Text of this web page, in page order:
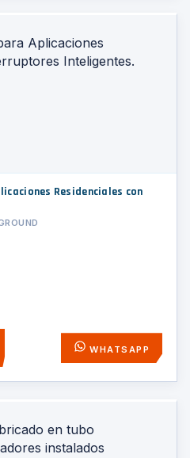
Residenciales con
WHATSAPP